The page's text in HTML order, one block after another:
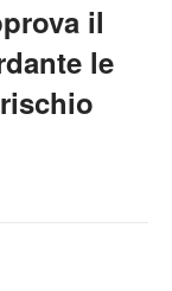
il
le